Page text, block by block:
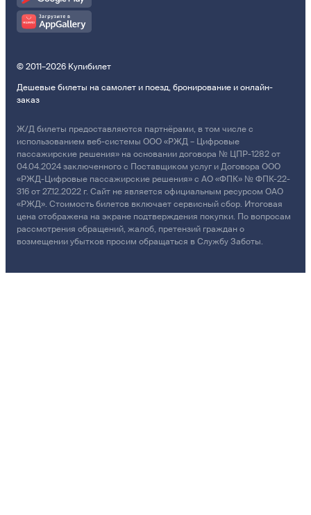
© 2011–2026 Купибилет
Дешевые билеты на самолет и поезд, бронирование и онлайн-
заказ
Ж/Д билеты предоставляются партнёрами, в том числе с
использованием веб-системы ООО «РЖД – Цифровые
пассажирские решения» на основании договора № ЦПР-1282 от
04.04.2024 заключенного с Поставщиком услуг и Договора ООО
«РЖД-Цифровые пассажирские решения» с АО «ФПК» № ФПК-22-
316 от 27.12.2022 г. Сайт не является официальным ресурсом ОАО
«РЖД». Стоимость билетов включает сервисный сбор. Итоговая
цена отображена на экране подтверждения покупки. По вопросам
рассмотрения обращений, жалоб, претензий граждан о
возмещении убытков просим обращаться в Службу Заботы.